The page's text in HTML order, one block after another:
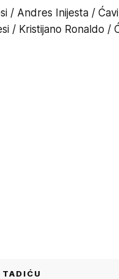
/ Andres Inijesta /
/ Kristijano Ronaldo /